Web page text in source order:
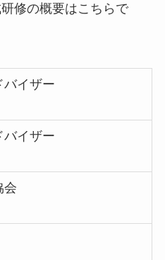
修の概要はこちらで
バイザー
バイザー
会